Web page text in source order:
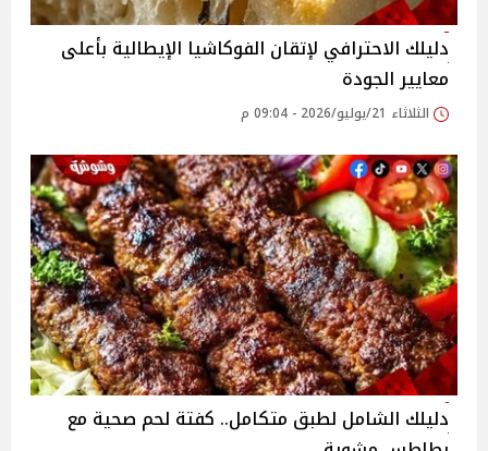
دليلك الاحترافي لإتقان الفوكاشيا الإيطالية بأعلى
معايير الجودة
الثلاثاء 21/يوليو/2026 - 09:04 م
دليلك الشامل لطبق متكامل.. كفتة لحم صحية مع